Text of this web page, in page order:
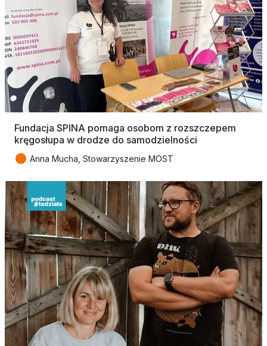
Fundacja SPINA pomaga osobom z rozszczepem
kręgosłupa w drodze do samodzielności
● Anna Mucha, Stowarzyszenie MOST